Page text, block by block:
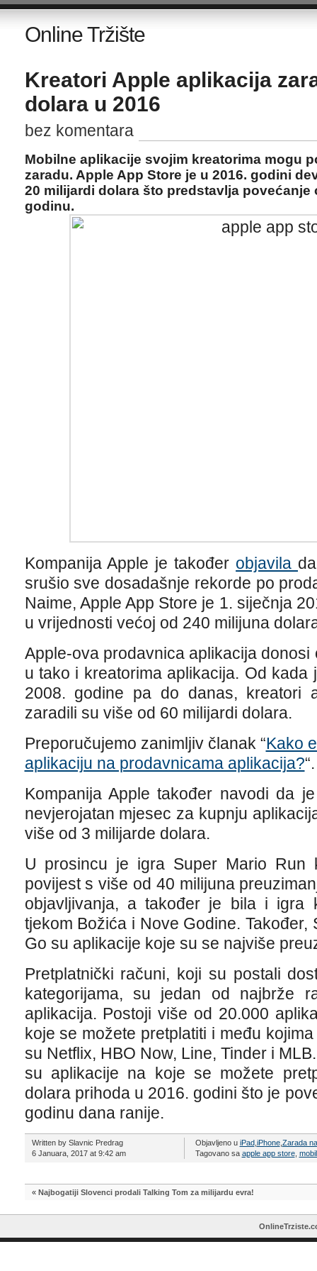
Online Tržište
Kreatori Apple aplikacija
dolara u 2016
bez komentara
Mobilne aplikacije svojim kreatorima mogu
zaradu. Apple App Store je u 2016. godini
20 milijardi dolara što predstavlja povećanje
godinu.
Kompanija Apple je također objavila
srušio sve dosadašnje rekorde po
Naime, Apple App Store je 1. siječnja
u vrijednosti većoj od 240 milijuna
Apple-ova prodavnica aplikacija
u tako i kreatorima aplikacija. Od kada
2008. godine pa do danas, kreatori
zaradili su više od 60 milijardi dolara.
Preporučujemo zanimljiv članak “Kako
aplikaciju na prodavnicama aplikacija?“.
Kompanija Apple također navodi da
nevjerojatan mjesec za kupnju
više od 3 milijarde dolara.
U prosincu je igra Super Mario Run
povijest s više od 40 milijuna
objavljivanja, a također je bila i igra
tjekom Božića i Nove Godine.
Go su aplikacije koje su se najviše
Pretplatnički računi, koji su postali
kategorijama, su jedan od najbrže
aplikacija. Postoji više od 20.000
koje se možete pretplatiti i među
su Netflix, HBO Now, Line, Tinder i
su aplikacije na koje se možete
dolara prihoda u 2016. godini što je
godinu dana ranije.
Written by Slavnic Predrag
6 Januara, 2017 at 9:42 am
Objavljeno u iPad, iPhone, Zarada
Tagovano sa apple app store,
« Najbogatiji Slovenci prodali Talking Tom za milijardu evra!